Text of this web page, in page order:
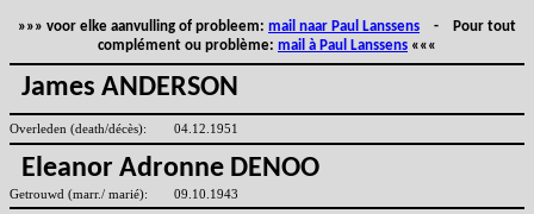
»»» voor elke aanvulling of probleem: mail naar Paul Lanssens - Pour tout
complément ou problème: mail à Paul Lanssens «««
James ANDERSON
Overleden (death/décès): 04.12.1951
Eleanor Adronne DENOO
Getrouwd (marr./ marié): 09.10.1943